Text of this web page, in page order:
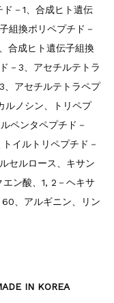
－1、合成ヒト遺伝
組換ポリペプチド－
合成ヒト遺伝子組換
－3、アセチルテトラ
、アセチルテトラペプ
ルノシン、トリペプ
ペンタペプチド－
イルトリペプチド－
セルロース、キサン
ン酸、1, 2－ヘキサ
、アルギニン、リン
IN KOREA